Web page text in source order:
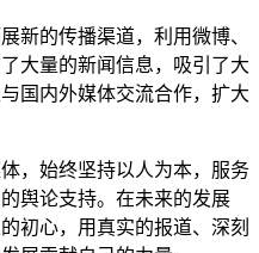
新的传播渠道，利用微博、
大量的新闻信息，吸引了大
国内外媒体交流合作，扩大
，始终坚持以人为本，服务
舆论支持。在未来的发展
初心，用真实的报道、深刻